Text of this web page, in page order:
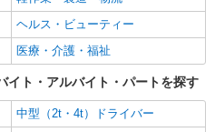
ヘルス・ビューティー
医療・介護・福祉
イト・アルバイト・パートを探す
中型（2t・4t）ドライバー